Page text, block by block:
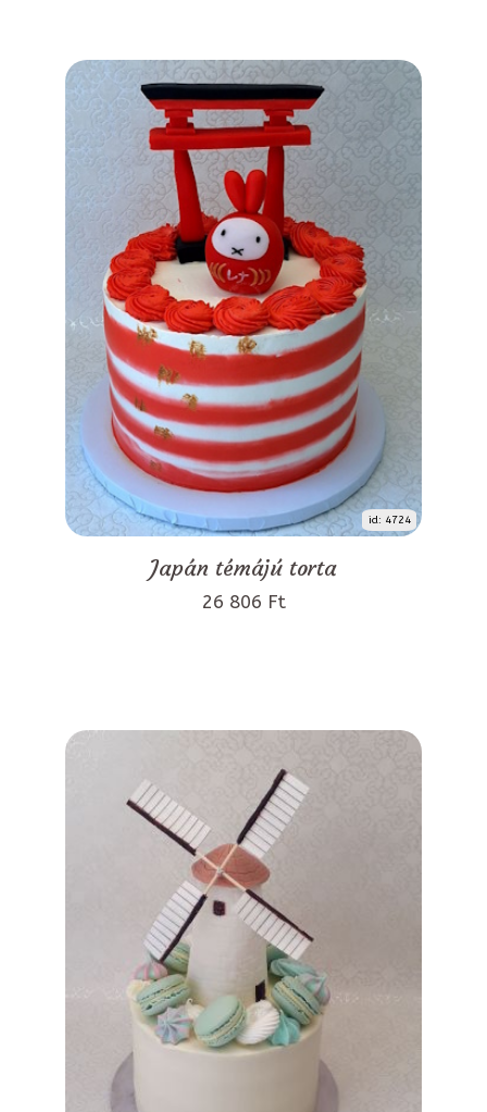
id: 4724
Japán témájú torta
26 806 Ft